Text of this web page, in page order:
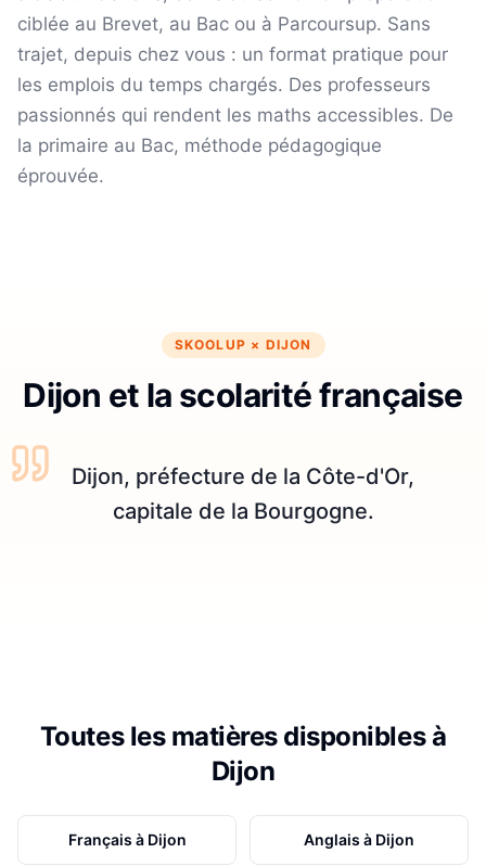
ciblée au Brevet, au Bac ou à Parcoursup. Sans
trajet, depuis chez vous : un format pratique pour
les emplois du temps chargés. Des professeurs
passionnés qui rendent les maths accessibles. De
la primaire au Bac, méthode pédagogique
éprouvée.
SKOOLUP × DIJON
Dijon et la scolarité française
Dijon, préfecture de la Côte-d'Or,
capitale de la Bourgogne.
Toutes les matières disponibles à
Dijon
Français à Dijon Anglais à Dijon